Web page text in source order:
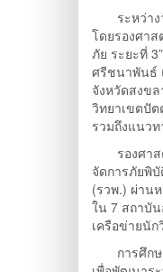
ระหว่างวั
โดยรองศา
ภัย ระยะที่
ศรีชนาพันธ์
จังหวัดสงข
วิทยาเขตปั
รวมถึงแนว
รองศาสต
จัดการภัยพิ
(รวพ.) ผ่าน
ใน 7 สถาบั
เครือข่ายนั
การศึกษา